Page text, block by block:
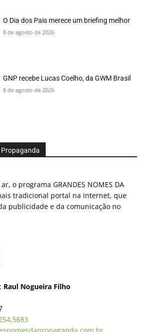
O Dia dos Pais merece um briefing melhor
8 de agosto de 2026
GNP recebe Lucas Coelho, da GWM Brasil
8 de agosto de 2026
o programa GRANDES NOMES DA
tradicional portal na internet, que
publicidade e da comunicação no
Raul Nogueira Filho